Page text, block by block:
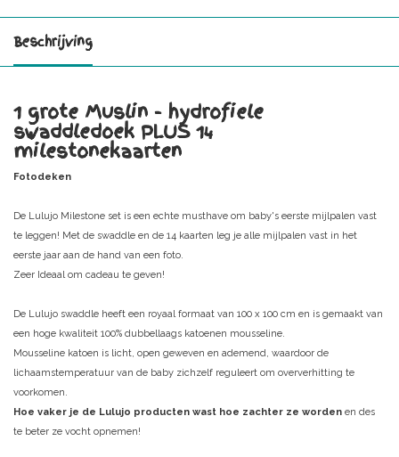
Beschrijving
1 grote Muslin - hydrofiele
swaddledoek PLUS 14
milestonekaarten
Fotodeken
De Lulujo Milestone set is een echte musthave om baby's eerste mijlpalen vast
te leggen! Met de swaddle en de 14 kaarten leg je alle mijlpalen vast in het
eerste jaar aan de hand van een foto.
Zeer Ideaal om cadeau te geven!
De Lulujo swaddle heeft een royaal formaat van 100 x 100 cm en is gemaakt van
een hoge kwaliteit 100% dubbellaags katoenen mousseline.
Mousseline katoen is licht, open geweven en ademend, waardoor de
lichaamstemperatuur van de baby zichzelf reguleert om oververhitting te
voorkomen.
Hoe vaker je de Lulujo producten wast hoe zachter ze worden en des
te beter ze vocht opnemen!